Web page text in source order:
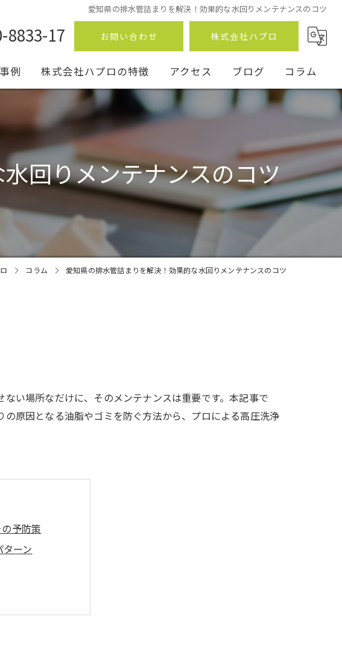
愛知県の排水管詰まりを解決！効果的な水回りメンテナンスのコツ
8833-17 お問い合わせ 株式会社ハプロ
例 株式会社ハプロの特徴
トイレ
浴室
キッチン
設備工事
アクセス ブログ コラム
回りメンテナンスのコツ
コラム 愛知県の排水管詰まりを解決！効果的な水回りメンテナンスのコツ
い場所なだけに、そのメンテナンスは重要です。本記事で
原因となる油脂やゴミを防ぐ方法から、プロによる高圧洗浄
予防策
ーン
響